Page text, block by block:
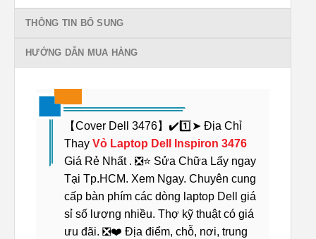
THÔNG TIN BỔ SUNG
HƯỚNG DẪN MUA HÀNG
【Cover Dell 3476】✔️1️⃣➤ Địa Chỉ
Thay Vỏ Laptop Dell Inspiron 3476
Giá Rẻ Nhất . ❎⭐ Sửa Chữa Lấy ngay
Tại Tp.HCM. Xem Ngay. Chuyên cung
cấp bàn phím các dòng laptop Dell giá
sỉ số lượng nhiều. Thợ kỹ thuật có giá
ưu đãi. ❎❤️ Địa điểm, chỗ, nơi, trung